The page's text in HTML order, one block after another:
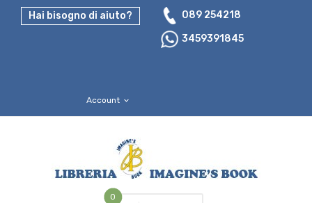
Hai bisogno di aiuto?
089 254218
3459391845
Account expand_more
0